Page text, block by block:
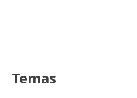
Temas